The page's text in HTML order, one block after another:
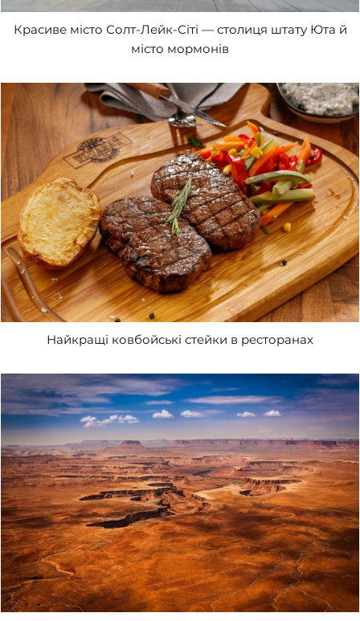
Красиве місто Солт-Лейк-Сіті — столиця штату Юта й
місто мормонів
Найкращі ковбойські стейки в ресторанах